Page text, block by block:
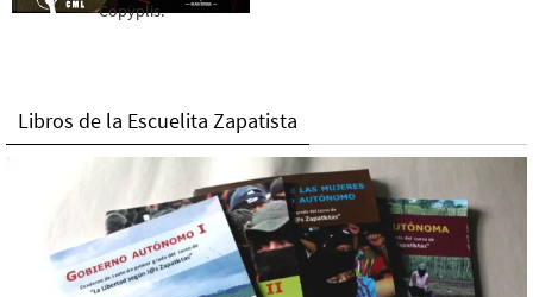
Copyplis.
Libros de la Escuelita Zapatista